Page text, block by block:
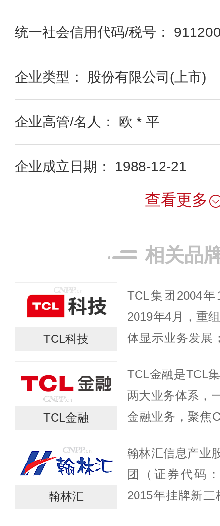
统一社会信用代码/税号：
企业类型： 股份有限公司(上市)
企业高管/名人： 欧 * 平
企业成立日期： 1988-12-21
查看更多
相关品
TCL科技
TCL集团2004
2019年4月，重
体显示业务发展
进军新能源光伏
TCL金融
TCL金融是TCL
两大业务体系，
金融业务，聚焦
金融业务， 为
金融...
翰林汇
翰林汇信息产业
团（证券代码
2015年挂牌新三